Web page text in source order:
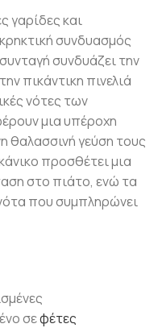
γαρίδες και
συνδυασμός
συνδυάζει την
πικάντικη πινελιά
νότες των
μια υπέροχη
θαλασσινή γεύση τους
προσθέτει μια
στο πιάτο, ενώ τα
που συμπληρώνει
σεφέτες